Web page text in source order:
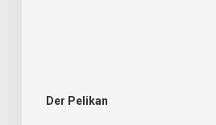
Der Pelikan